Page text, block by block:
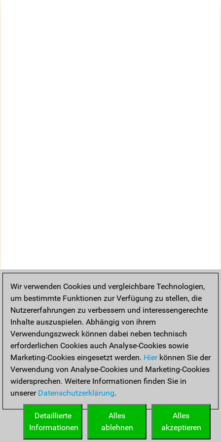
Wir verwenden Cookies und vergleichbare Technologien,
um bestimmte Funktionen zur Verfügung zu stellen, die
Nutzererfahrungen zu verbessern und interessengerechte
Inhalte auszuspielen. Abhängig von ihrem
Verwendungszweck können dabei neben technisch
erforderlichen Cookies auch Analyse-Cookies sowie
Marketing-Cookies eingesetzt werden. Hierkönnen Sie der
Verwendung von Analyse-Cookies und Marketing-Cookies
widersprechen. Weitere Informationen finden Sie in
unserer Datenschutzerklärung.
Alles
akzeptieren
Alles
ablehnen
Detaillierte
Informationen